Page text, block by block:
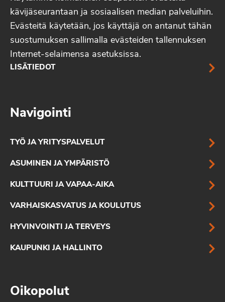
kävijäseurantaan ja sosiaalisen median palveluihin.
Evästeitä käytetään, jos käyttäjä on antanut tähän
suostumuksen sallimalla evästeiden tallennuksen
Internet-selaimensa asetuksissa.
LISÄTIEDOT
Navigointi
TYÖ JA YRITYSPALVELUT
ASUMINEN JA YMPÄRISTÖ
KULTTUURI JA VAPAA-AIKA
VARHAISKASVATUS JA KOULUTUS
HYVINVOINTI JA TERVEYS
KAUPUNKI JA HALLINTO
Oikopolut